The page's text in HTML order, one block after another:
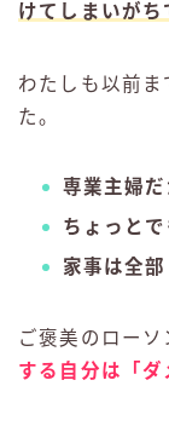
けてしまいがち
わたしも以前
た。
専業主婦
ちょっと
家事は全
ご褒美のローソ
する自分は「